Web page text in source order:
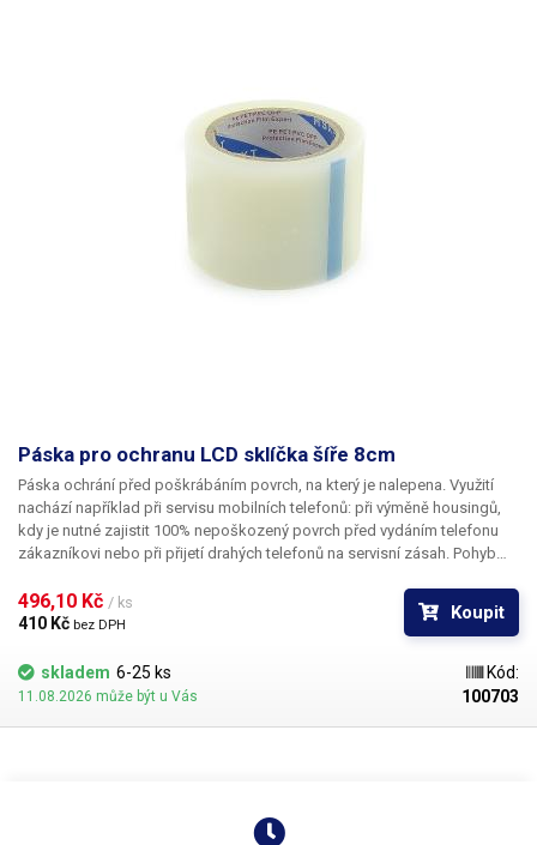
Páska pro ochranu LCD sklíčka šíře 8cm
Páska ochrání před poškrábáním povrch, na který je nalepena. Využití
nachází například při servisu mobilních telefonů: při výměně housingů,
kdy je nutné zajistit 100% nepoškozený povrch před vydáním telefonu
zákazníkovi nebo při přijetí drahých telefonů na servisní zásah. Pohyb
496,10 Kč / ks
410 Kč bez DPH
Koupit
skladem 6-25 ks
11.08.2026 může být u Vás
Kód:
100703